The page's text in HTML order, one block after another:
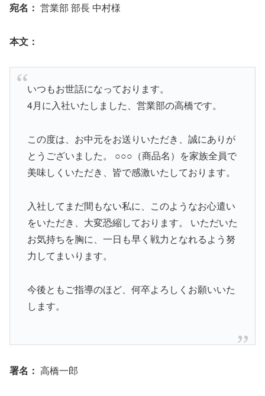
宛名： 営業部 部長 中村様
本文：
いつもお世話になっております。
4月に入社いたしました、営業部の高橋です。
この度は、お中元をお送りいただき、誠にありが
とうございました。 ○○○（商品名）を家族全員で
美味しくいただき、皆で感激いたしております。
入社してまだ間もない私に、このようなお心遣い
をいただき、大変恐縮しております。 いただいた
お気持ちを胸に、一日も早く戦力となれるよう努
力してまいります。
今後ともご指導のほど、何卒よろしくお願いいた
します。
署名： 高橋一郎